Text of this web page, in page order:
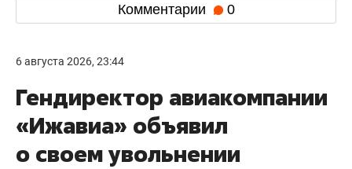
Комментарии 0
6 августа 2026, 23:44
Гендиректор авиакомпании
«Ижавиа» объявил
о своем увольнении